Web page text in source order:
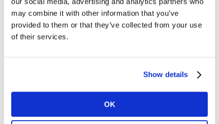
may combine it with other information that you’ve
provided to them or that they’ve collected from your use
of their services.
Show details
OK
En savoir plus
Addresse : Lima, Paseo de La Republica
En savoir plus